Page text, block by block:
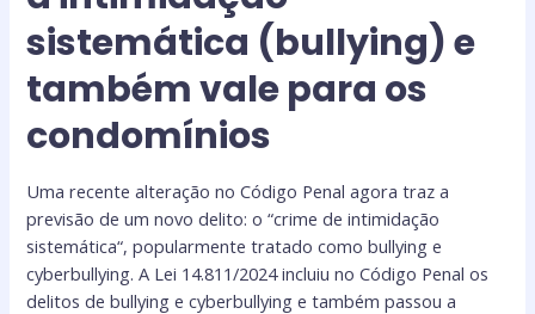
sistemática (bullying) e
também vale para os
condomínios
Uma recente alteração no Código Penal agora traz a
previsão de um novo delito: o “crime de intimidação
sistemática“, popularmente tratado como bullying e
cyberbullying. A Lei 14.811/2024 incluiu no Código Penal os
delitos de bullying e cyberbullying e também passou a